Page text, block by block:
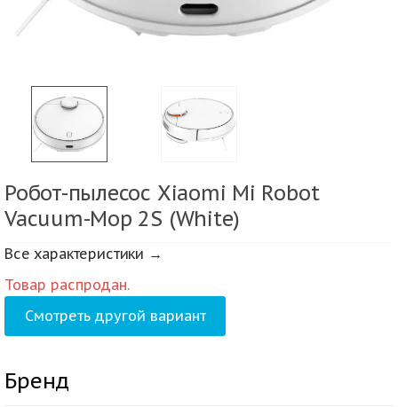
Робот-пылесос Xiaomi Mi Robot
Vacuum-Mop 2S (White)
Все характеристики →
Товар распродан.
Смотреть другой вариант
Бренд